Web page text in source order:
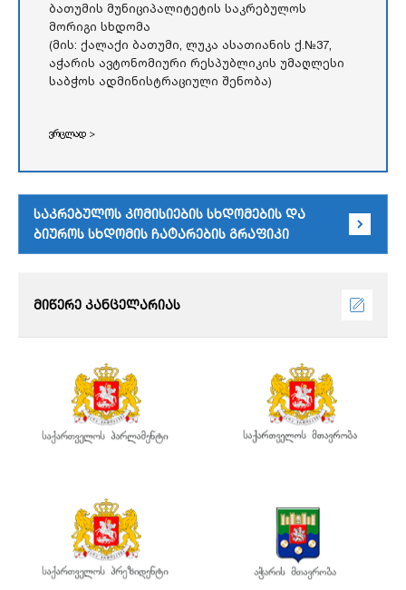
ბათუმის მუნიციპალიტეტის საკრებულოს
მორიგი სხდომა
(მის: ქალაქი ბათუმი, ლუკა ასათიანის ქ.№37,
აჭარის ავტონომიური რესპუბლიკის უმაღლესი
საბჭოს ადმინისტრაციული შენობა)
ვრცლად >
საკრებულოს კომისიების სხდომების და
ბიუროს სხდომის ჩატარების გრაფიკი
მიწერე კანცელარიას